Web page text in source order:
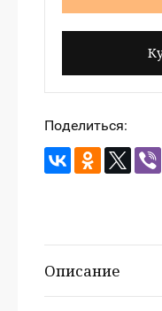
Поделиться:
Описание